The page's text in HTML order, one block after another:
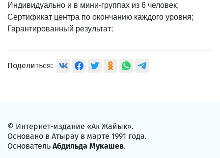
Индивидуально и в мини-группах из 6 человек;
Сертификат центра по окончанию каждого уровня;
Гарантированный результат;
Поделиться:
© Интернет-издание «Ак Жайык».
Основано в Атырау в марте 1991 года.
Основатель Абдильда Мукашев.